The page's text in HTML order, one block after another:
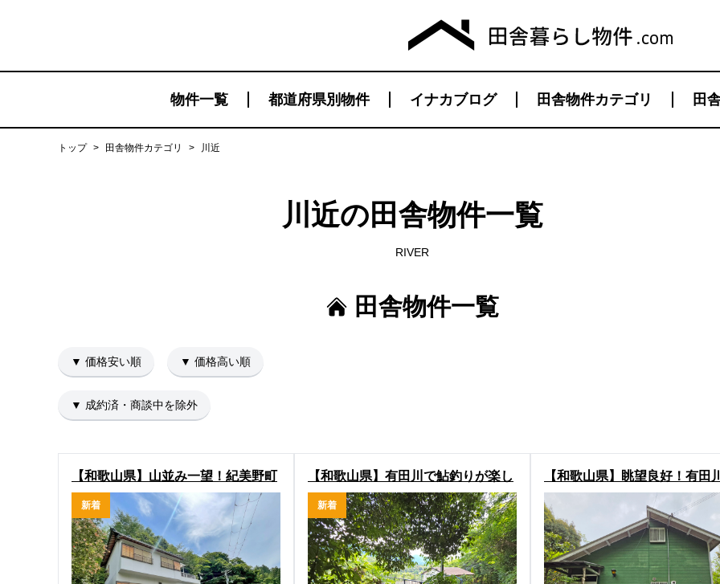
物件一覧 都道府県別物件 イナカブログ 田舎物件カテゴリ 田
トップ > 田舎物件カテゴリ > 川近
川近の田舎物件一覧
RIVER
田舎物件一覧
▼ 価格安い順 ▼ 価格高い順
▼ 成約済・商談中を除外
【和歌山県】山並み一望！紀美野町
鎌滝の眺望良好住宅物件
新着
【和歌山県】有田川で鮎釣りが楽し
める！有田川町岩野河の別荘物件
新着
【和歌山県】眺望良好！有田
生の別荘物件